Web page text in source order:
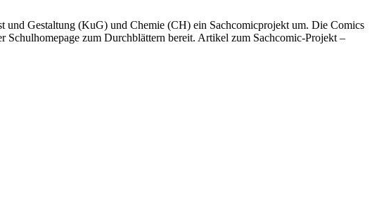
und Gestaltung (KuG) und Chemie (CH) ein Sachcomicprojekt um. Die Comics
zum Durchblättern bereit. Artikel zum Sachcomic-Projekt –